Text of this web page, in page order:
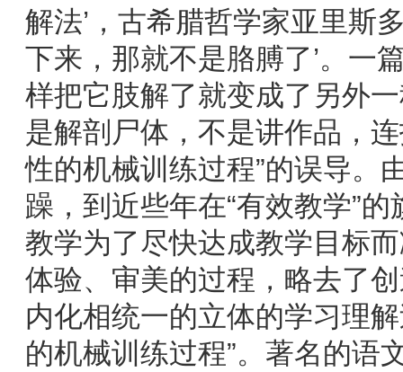
解法’，古希腊哲学家亚里斯
下来，那就不是胳膊了’。一
样把它肢解了就变成了另外
是解剖尸体，不是讲作品，
性的机械训练过程”的误导。
躁，到近些年在“有效教学”
教学为了尽快达成教学目标
体验、审美的过程，略去了
内化相统一的立体的学习理
的机械训练过程”。著名的语